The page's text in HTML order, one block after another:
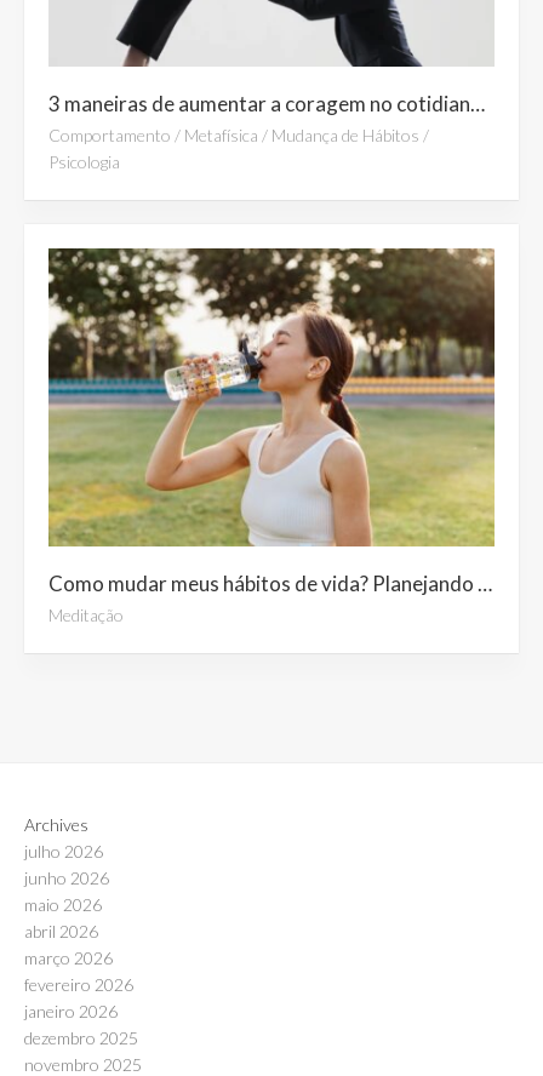
3 maneiras de aumentar a coragem no cotidiano: Controle do medo e confiança na vida
Comportamento / Metafísica / Mudança de Hábitos /
Psicologia
Como mudar meus hábitos de vida? Planejando a mudança em 4 etapas
Meditação
Archives
julho 2026
junho 2026
maio 2026
abril 2026
março 2026
fevereiro 2026
janeiro 2026
dezembro 2025
novembro 2025